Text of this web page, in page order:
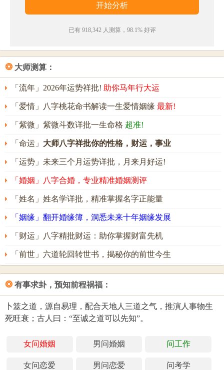
士毫名字五行属性
士毫的姓名五行组合是：金-水 。这种组合的人心慈手
软，待人诚恳，外表乐观，但有时容易冲动。其人意
志坚定，思想正确，常有贵人相助，可依靠自己的努
力取得事业上的成功。
士毫名字能打多少分？
士毫名字评分为： 95分（评分由卜易居根据姓名五格
已有 918,342 人测算，98.1% 好评
❂ 大师测算：
「流年」2026年运势祥批! 助你马年行大运
「爱情」八字桃花命书解读一生爱情姻缘 最新!
「紫微」紫微斗数详批一生命格 超准!
「命运」 大师八字祥批你的性格，财运，事业
「运势」未来三个月运势详批，月来月好运!
「婚姻」八字合婚，专业精准婚姻测评
「姓名」姓名学详批，精准掌握名字正能量
「姻缘」翻开婚缘簿，洞悉未来十年姻缘发展
「财运」八字精批财运：助你掌握财富先机
「前世」六道轮回转世书，揭秘你的前世今生
❂ 有事求卦，预知前程祸福：
卜筮之道，源自易理，配合天地人三道之气，推演人事物生
死旺衰；古人曰：“至诚之道可以先知”。
女问婚姻 男问婚姻 问工作
女问恋爱 男问恋爱 问考学